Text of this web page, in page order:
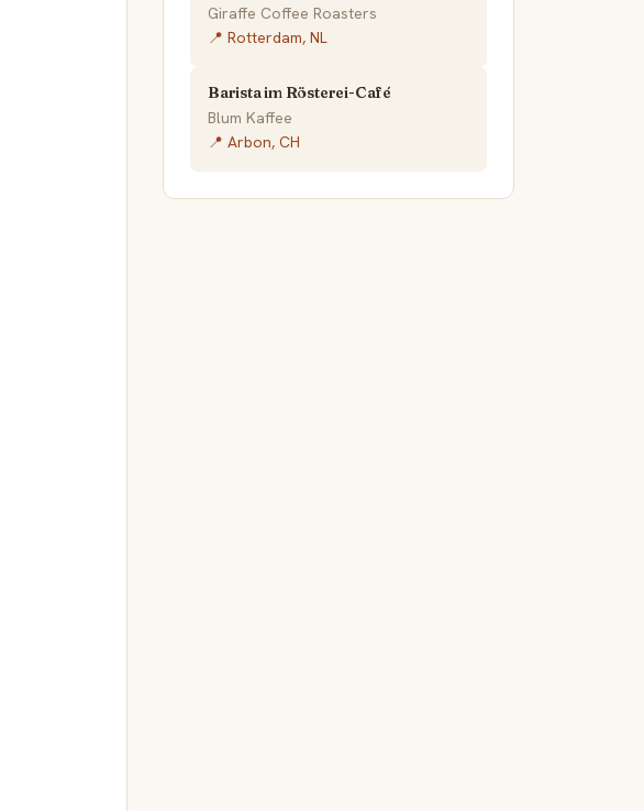
Giraffe Coffee Roasters
📍 Rotterdam, NL
Barista im Rösterei-Café
Blum Kaffee
📍 Arbon, CH